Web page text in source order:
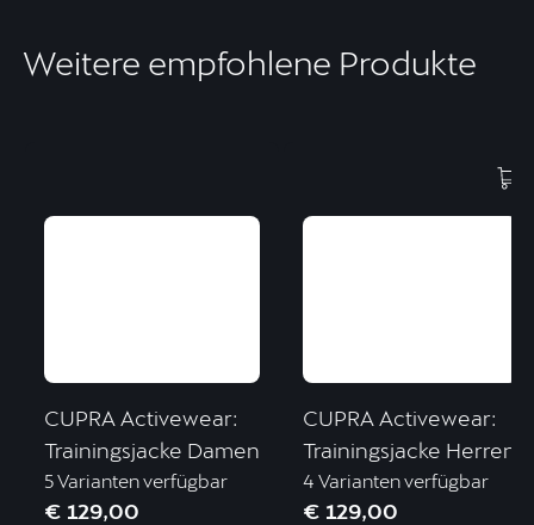
Weitere empfohlene Produkte
CUPRA Activewear:
Trainingsjacke Damen
5 Varianten verfügbar
€ 129,00
CUPRA Activewear:
Trainingsjacke Herren
4 Varianten verfügbar
€ 129,00